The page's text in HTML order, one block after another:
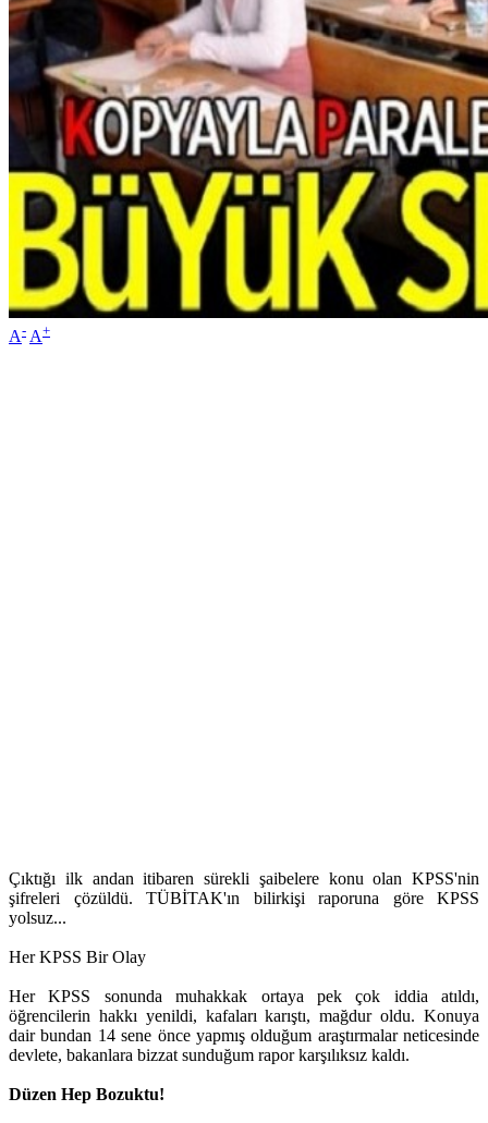
A- A+
Çıktığı ilk andan itibaren sürekli şaibelere konu olan KPSS'nin
şifreleri çözüldü. TÜBİTAK'ın bilirkişi raporuna göre KPSS
yolsuz...
Her KPSS Bir Olay
Her KPSS sonunda muhakkak ortaya pek çok iddia atıldı,
öğrencilerin hakkı yenildi, kafaları karıştı, mağdur oldu. Konuya
dair bundan 14 sene önce yapmış olduğum araştırmalar neticesinde
devlete, bakanlara bizzat sunduğum rapor karşılıksız kaldı.
Düzen Hep Bozuktu!